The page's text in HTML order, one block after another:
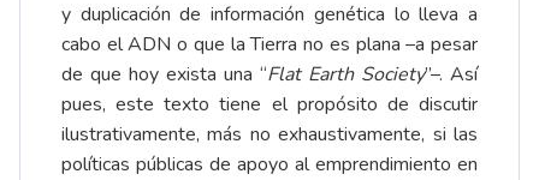
y duplicación de información genética lo lleva a
cabo el ADN o que la Tierra no es plana –a pesar
de que hoy exista una “Flat Earth Society”–. Así
pues, este texto tiene el propósito de discutir
ilustrativamente, más no exhaustivamente, si las
políticas públicas de apoyo al emprendimiento en